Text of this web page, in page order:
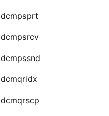
dcmpsprt
dcmpsrcv
dcmpssnd
dcmqridx
dcmqrscp